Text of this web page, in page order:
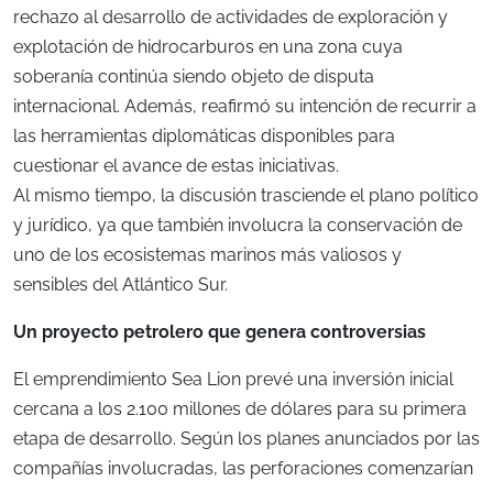
rechazo al desarrollo de actividades de exploración y
explotación de hidrocarburos en una zona cuya
soberanía continúa siendo objeto de disputa
internacional. Además, reafirmó su intención de recurrir a
las herramientas diplomáticas disponibles para
cuestionar el avance de estas iniciativas.
Al mismo tiempo, la discusión trasciende el plano político
y jurídico, ya que también involucra la conservación de
uno de los ecosistemas marinos más valiosos y
sensibles del Atlántico Sur.
Un proyecto petrolero que genera controversias
El emprendimiento Sea Lion prevé una inversión inicial
cercana a los 2.100 millones de dólares para su primera
etapa de desarrollo. Según los planes anunciados por las
compañías involucradas, las perforaciones comenzarían